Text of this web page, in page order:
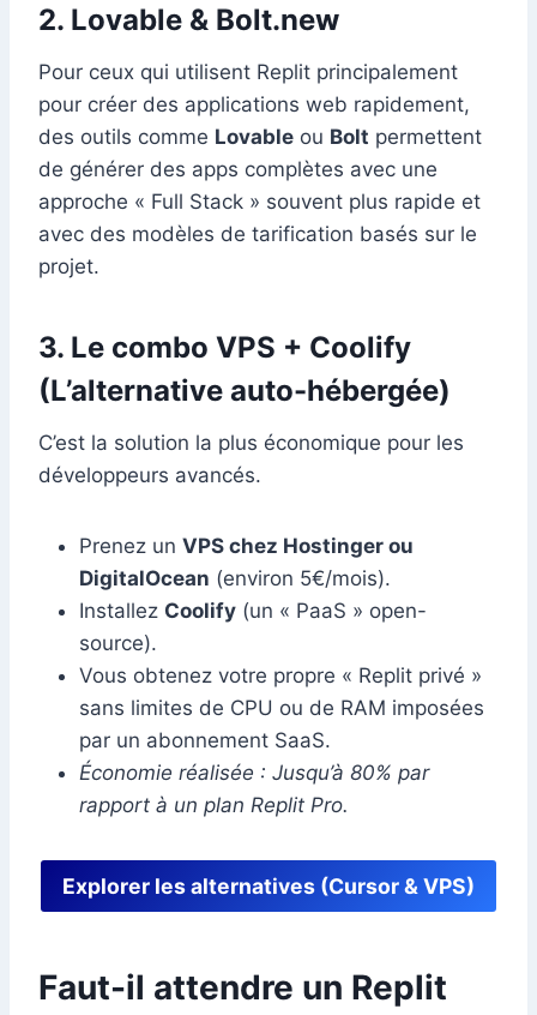
2. Lovable & Bolt.new
Pour ceux qui utilisent Replit principalement
pour créer des applications web rapidement,
des outils comme Lovable ou Bolt permettent
de générer des apps complètes avec une
approche « Full Stack » souvent plus rapide et
avec des modèles de tarification basés sur le
projet.
3. Le combo VPS + Coolify
(L’alternative auto-hébergée)
C’est la solution la plus économique pour les
développeurs avancés.
Prenez un VPS chez Hostinger ou
DigitalOcean (environ 5€/mois).
Installez Coolify (un « PaaS » open-
source).
Vous obtenez votre propre « Replit privé »
sans limites de CPU ou de RAM imposées
par un abonnement SaaS.
Économie réalisée : Jusqu’à 80% par
rapport à un plan Replit Pro.
Explorer les alternatives (Cursor & VPS)
Faut-il attendre un Replit